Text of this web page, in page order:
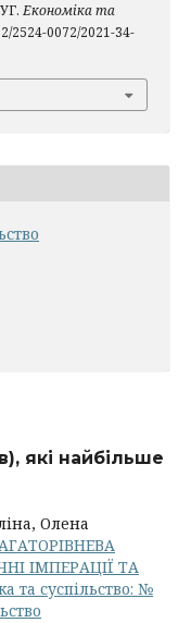
Економіка та
2524-0072/2021-34-
які найбільше
Олена
ІМПЕРАЦІЇ ТА
та суспільство: №